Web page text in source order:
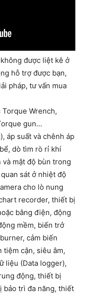
được liệt kê ở
hỗ trợ được bạn,
pháp, tư vấn mua
Wrench,
gun…
áp suất và chênh áp
dò tìm rò rỉ khí
và mật độ bùn trong
sát ở nhiệt độ
cho lò nung
recorder, thiết bị
bằng điện, động
mềm, biến trở
cảm biến
tiệm cận, siêu âm,
liệu (Data logger),
động, thiết bị
bảo trì đa năng, thiết